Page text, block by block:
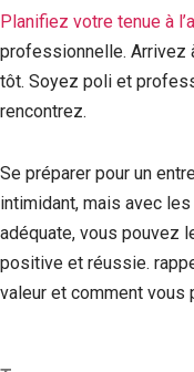
Planifiez votre tenue à
professionnelle. Arrivez
tôt. Soyez poli et
rencontrez.
Se préparer pour un
intimidant, mais avec
adéquate, vous pouvez
positive et réussie.
valeur et comment vous